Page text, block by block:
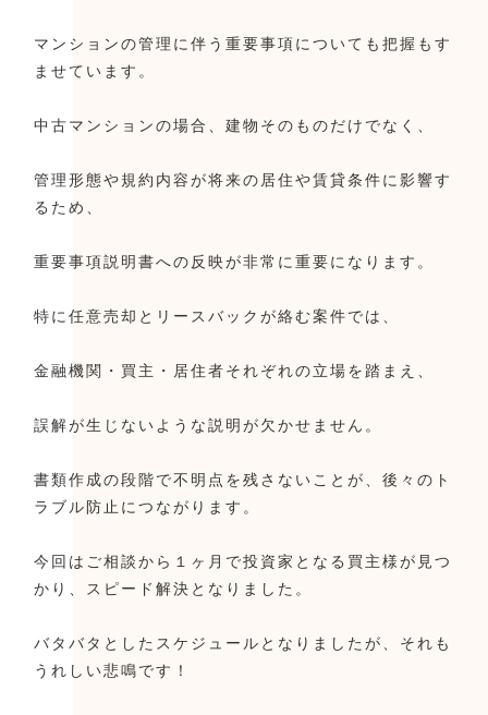
マンションの管理に伴う重要事項についても把握もす
ませています。
中古マンションの場合、建物そのものだけでなく、
管理形態や規約内容が将来の居住や賃貸条件に影響す
るため、
重要事項説明書への反映が非常に重要になります。
特に任意売却とリースバックが絡む案件では、
金融機関・買主・居住者それぞれの立場を踏まえ、
誤解が生じないような説明が欠かせません。
書類作成の段階で不明点を残さないことが、後々のト
ラブル防止につながります。
今回はご相談から１ヶ月で投資家となる買主様が見つ
かり、スピード解決となりました。
バタバタとしたスケジュールとなりましたが、それも
うれしい悲鳴です！